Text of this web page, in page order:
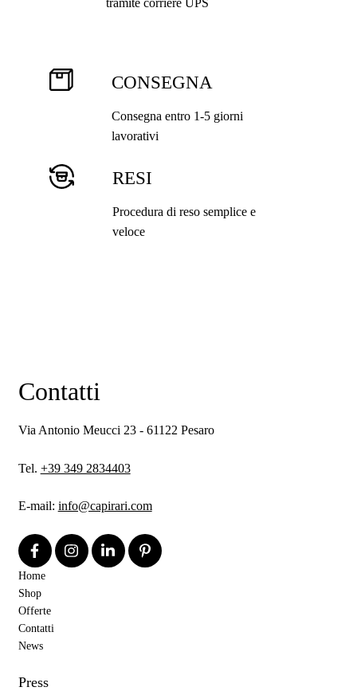
CONSEGNA
Consegna entro 1-5 giorni
lavorativi
RESI
Procedura di reso semplice e
veloce
Contatti
Via Antonio Meucci 23 - 61122 Pesaro
Tel. +39 349 2834403
E-mail: info@capirari.com
Home
Shop
Offerte
Contatti
News
Press